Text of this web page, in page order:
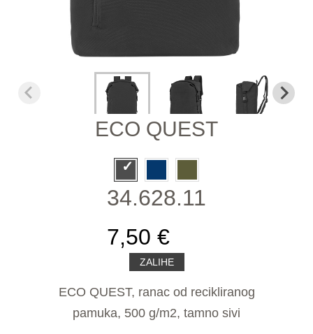
ECO QUEST
34.628.11
7,50 €
ZALIHE
ECO QUEST, ranac od recikliranog
pamuka, 500 g/m2, tamno sivi